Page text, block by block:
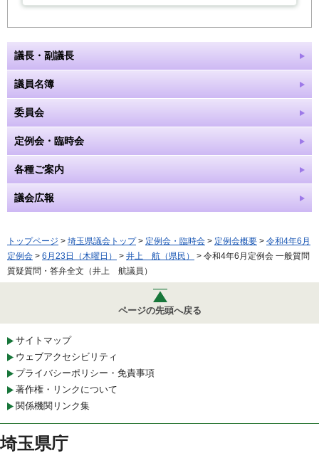
議長・副議長
議員名簿
委員会
定例会・臨時会
各種ご案内
議会広報
トップページ > 埼玉県議会トップ> 定例会・臨時会 > 定例会概要 > 令和4年6月
定例会 > 6月23日（木曜日） > 井上 航（県民）
> 令和4年6月定例会 一般質問
質疑質問・答弁全文（井上 航議員）
ページの先頭へ戻る
サイトマップ
ウェブアクセシビリティ
プライバシーポリシー・免責事項
著作権・リンクについて
関係機関リンク集
埼玉県庁